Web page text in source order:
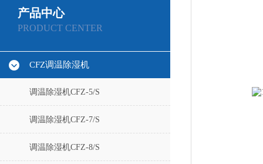
产品中心
PRODUCT CENTER
CFZ调温除湿机
调温除湿机CFZ-5/S
调温除湿机CFZ-7/S
调温除湿机CFZ-8/S